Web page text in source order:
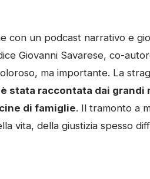
con un podcast narrativo e
Giovanni Savarese, co-
ma importante. La
stata raccontata dai grandi
di famiglie. Il tramonto a
vita, della giustizia spesso